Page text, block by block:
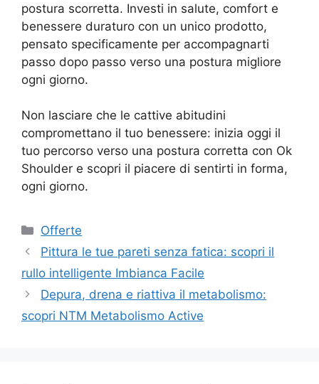
postura scorretta. Investi in salute, comfort e
benessere duraturo con un unico prodotto,
pensato specificamente per accompagnarti
passo dopo passo verso una postura migliore
ogni giorno.
Non lasciare che le cattive abitudini
compromettano il tuo benessere: inizia oggi il
tuo percorso verso una postura corretta con Ok
Shoulder e scopri il piacere di sentirti in forma,
ogni giorno.
Categorie
Offerte
Pittura le tue pareti senza fatica: scopri il
rullo intelligente Imbianca Facile
Depura, drena e riattiva il metabolismo:
scopri NTM Metabolismo Active